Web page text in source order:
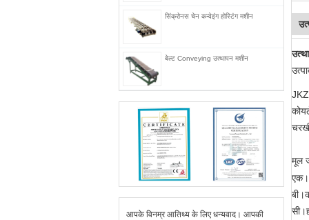
सिंक्रोनस चेन कन्वेइंग होस्टिंग मशीन
बेल्ट Conveying उत्थापन मशीन
आपके विनम्र आतिथ्य के लिए धन्यवाद। आपकी
मूल